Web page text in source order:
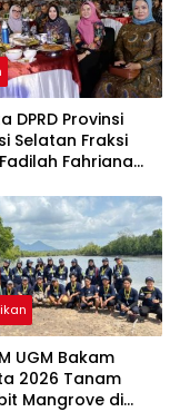
DPRD Provinsi
Selatan Fraksi
Fadilah Fahriana
Menyalakan
Pengabdian
Apresiasi
Award 2026
UGM Bakam
2026 Tanam
Mangrove di